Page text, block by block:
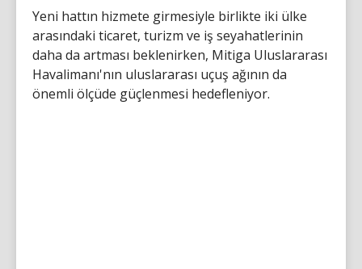
Yeni hattın hizmete girmesiyle birlikte iki ülke
arasındaki ticaret, turizm ve iş seyahatlerinin
daha da artması beklenirken, Mitiga Uluslararası
Havalimanı'nın uluslararası uçuş ağının da
önemli ölçüde güçlenmesi hedefleniyor.